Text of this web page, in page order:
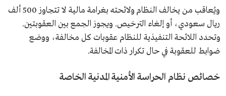
ويُعاقب من يخالف النظام ولائحته بغرامة مالية لا تتجاوز 500 ألف
ريال سعودي، أو إلغاء الترخيص. ويجوز الجمع بين العقوبتين.
وتحدد اللائحة التنفيذية للنظام عقوبات كل مخالفة، ووضع
ضوابط للعقوبة في حال تكرار ذات المخالفة.
خصائص نظام الحراسة الأمنية المدنية الخاصة